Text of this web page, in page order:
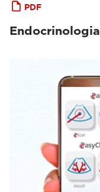
PDF
Endocrinologia